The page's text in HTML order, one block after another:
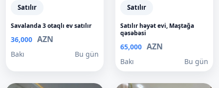
Satılır
Savalanda 3 otaqlı ev satılır
36,000 AZN
Bakı Bu gün
Satılır
Satılır həyət evi, Maştağa
qəsəbəsi
65,000 AZN
Bakı Bu gün